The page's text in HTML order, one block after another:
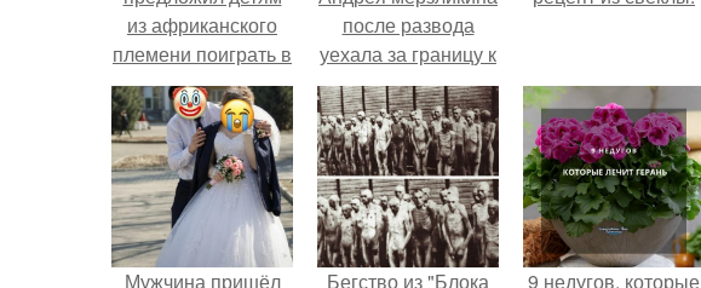
из африканского
племени поиграть в
одну игру.
после развода
уехала за границу к
новому избраннику
оставив детей.
Мужчина пришёл Бегство из "Блока 9 недугов, которые